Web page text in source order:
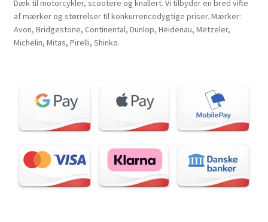
Dæk til motorcykler, scootere og knallert. Vi tilbyder en bred vifte
af mærker og størrelser til konkurrencedygtige priser. Mærker:
Avon, Bridgestone, Continental, Dunlop, Heidenau, Metzeler,
Michelin, Mitas, Pirelli, Shinko.